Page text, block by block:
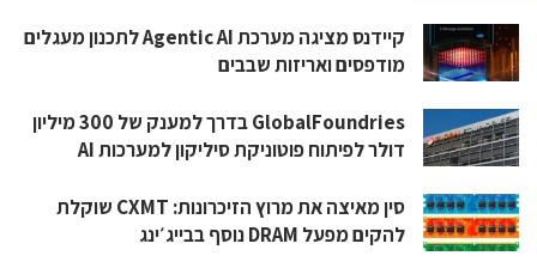
קיידנס מציגה מערכת Agentic AI לתכנון מעגלים
מודפסים ואריזות שבבים
GlobalFoundries בדרך למענק של 300 מיליון
דולר לפיתוח פוטוניקת סיליקון למערכות AI
סין מאיצה את מרוץ הזיכרונות: CXMT שוקלת
להקים מפעל DRAM נוסף בבייג׳ינג